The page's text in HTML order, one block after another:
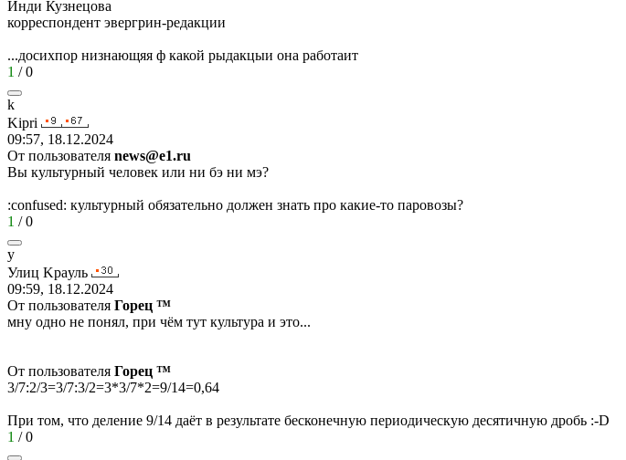
Инди Кузнецова
корреспондент эвергрин-редакции
...досихпор низнающяя ф какой рыдакцыи она работаит
1 /0
k
Kipri
09:57, 18.12.2024
От пользователя news@e1.ru
Вы культурный человек или ни бэ ни мэ?
:confused: культурный обязательно должен знать про какие-то паровозы?
1 /0
у
Улиц Kрaуль
09:59, 18.12.2024
От пользователя Горец ™
мну одно не понял, при чём тут культура и это...
От пользователя Горец ™
3/7:2/3=3/7:3/2=3*3/7*2=9/14=0,64
При том, что деление 9/14 даёт в результате бесконечную периодическую десятичную дробь :-D
1 /0